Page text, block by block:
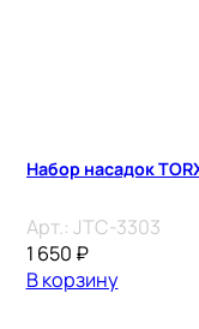
Набор насадок
Арт.: JTC-3303
1 650 ₽
В корзину